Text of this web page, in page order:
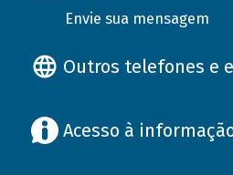
Envie sua mensagem
Outros telefones e
Acesso à